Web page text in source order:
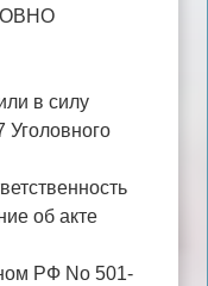
в силу
Уголовного
об акте
РФ No 501-